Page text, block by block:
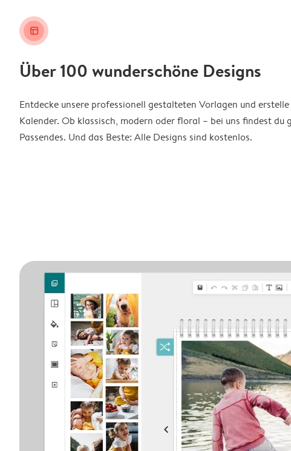
layout_alt
Über 100 wunderschöne Designs
Entdecke unsere professionell gestalteten Vorlagen und
Kalender. Ob klassisch, modern oder floral – bei uns findest du
Passendes. Und das Beste: Alle Designs sind kostenlos.